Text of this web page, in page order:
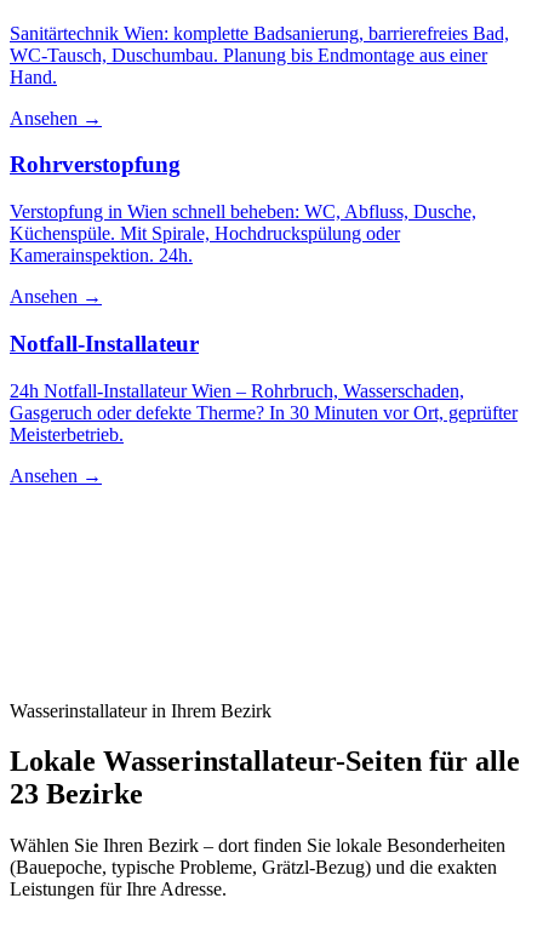
Sanitärtechnik Wien: komplette Badsanierung, barrierefreies Bad,
WC-Tausch, Duschumbau. Planung bis Endmontage aus einer
Hand.
Ansehen →
Rohrverstopfung
Verstopfung in Wien schnell beheben: WC, Abfluss, Dusche,
Küchenspüle. Mit Spirale, Hochdruckspülung oder
Kamerainspektion. 24h.
Ansehen →
Notfall-Installateur
24h Notfall-Installateur Wien – Rohrbruch, Wasserschaden,
Gasgeruch oder defekte Therme? In 30 Minuten vor Ort, geprüfter
Meisterbetrieb.
Ansehen →
Wasserinstallateurin Ihrem Bezirk
Lokale Wasserinstallateur-Seiten für alle
23 Bezirke
Wählen Sie Ihren Bezirk – dort finden Sie lokale Besonderheiten
(Bauepoche, typische Probleme, Grätzl-Bezug) und die exakten
Leistungen für Ihre Adresse.